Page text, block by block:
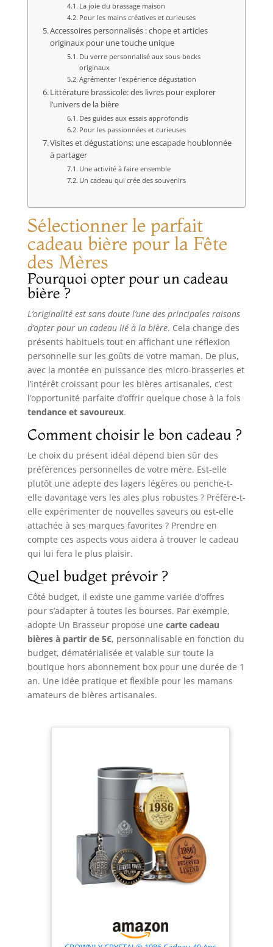
La joie du brassage maison
Pour les mains créatives et curieuses
Accessoires personnalisés : chope et articles
originaux pour une touche unique
Du verre personnalisé aux sous-bocks
originaux
Agrémenter l’expérience dégustation
Littérature brassicole: des livres pour explorer
l’univers de la bière
Des guides aux essais approfondis
Pour les passionnées et curieuses
Visites et dégustations: une escapade houblonnée
à partager
Une activité à faire ensemble
Un cadeau qui crée des souvenirs
Sélectionner le parfait
cadeau bière pour la Fête
des Mères
Pourquoi opter pour un cadeau
bière ?
L’originalité est sans doute l’une des principales raisons
d’opter pour un cadeau lié à la bière. Cela change des
présents habituels tout en affichant une réflexion
personnelle sur les goûts de votre maman. De plus,
avec la montée en puissance des micro-brasseries et
l’intérêt croissant pour les bières artisanales, c’est
l’opportunité parfaite d’offrir quelque chose à la fois
tendance et savoureux.
Comment choisir le bon cadeau ?
Le choix du présent idéal dépend bien sûr des
préférences personnelles de votre mère. Est-elle
plutôt une adepte des lagers légères ou penche-t-
elle davantage vers les ales plus robustes ? Préfère-t-
elle expérimenter de nouvelles saveurs ou est-elle
attachée à ses marques favorites ? Prendre en
compte ces aspects vous aidera à trouver le cadeau
qui lui fera le plus plaisir.
Quel budget prévoir ?
Côté budget, il existe une gamme variée d’offres
pour s’adapter à toutes les bourses. Par exemple,
adopte Un Brasseur propose une carte cadeau
bières à partir de 5€, personnalisable en fonction du
budget, dématérialisée et valable sur toute la
boutique hors abonnement box pour une durée de 1
an. Une idée pratique et flexible pour les mamans
amateurs de bières artisanales.